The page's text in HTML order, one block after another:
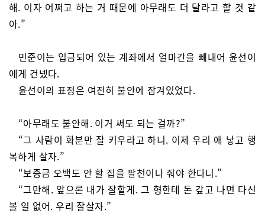
해. 이자 어쩌고 하는 거 때문에 아무래도 더 달라고 할 것 같
아.”
민준이는 입금되어 있는 계좌에서 얼마간을 빼내어 윤선이
에게 건넸다.
윤선이의 표정은 여전히 불안에 잠겨있었다.
“아무래도 불안해. 이거 써도 되는 걸까?”
“그 사람이 화분만 잘 키우라고 하니. 이제 우리 애 낳고 행
복하게 살자.”
“보증금 오백도 안 할 집을 팔천이나 줘야 한다니.”
“그만해. 앞으론 내가 잘할게. 그 형한테 돈 갚고 나면 다신
볼 일 없어. 우리 잘살자.”